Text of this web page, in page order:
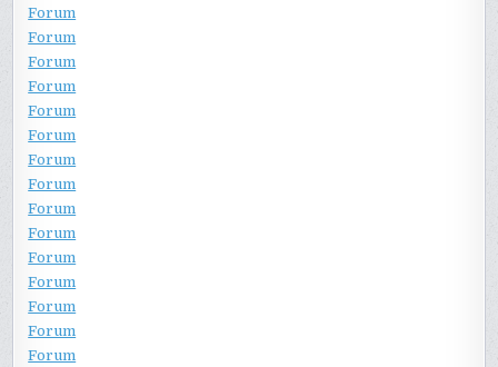
Forum
Forum
Forum
Forum
Forum
Forum
Forum
Forum
Forum
Forum
Forum
Forum
Forum
Forum
Forum